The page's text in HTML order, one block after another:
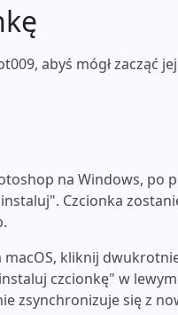
abyś mógł zacząć
na Windows, po
Czcionka
kliknij
czcionkę" w
zsynchronizuje się z